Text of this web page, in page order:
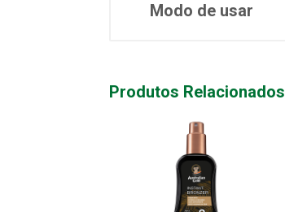
Modo de usar
Produtos Relacionados